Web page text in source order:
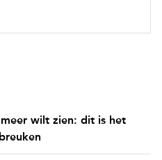
wilt zien: dit is het